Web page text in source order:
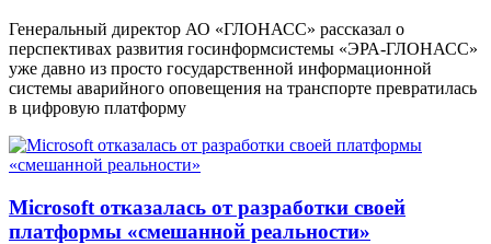
Генеральный директор АО «ГЛОНАСС» рассказал о
перспективах развития госинформсистемы «ЭРА-ГЛОНАСС»
уже давно из просто государственной информационной
системы аварийного оповещения на транспорте превратилась
в цифровую платформу
Microsoft отказалась от разработки своей
платформы «смешанной реальности»